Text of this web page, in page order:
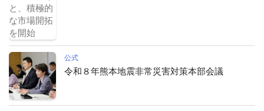
公式
令和８年熊本地震非常災害対策本部会議